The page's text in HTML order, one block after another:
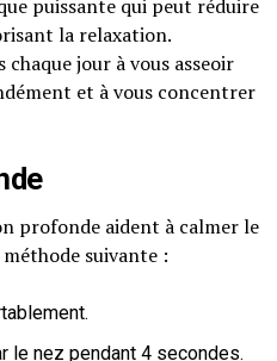
puissante qui peut réduire
la relaxation.
jour à vous asseoir
et à vous concentrer
profonde aident à calmer le
méthode suivante :
le nez pendant 4 secondes.